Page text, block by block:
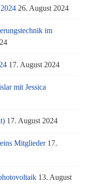
26. August 2024
im
17. August 2024
mit Jessica
17. August 2024
Mitglieder 17.
13. August